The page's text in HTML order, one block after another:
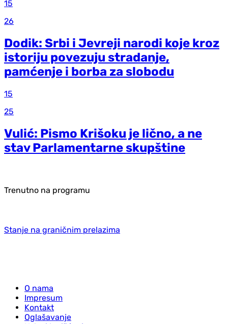
15
26
Dodik: Srbi i Jevreji narodi koje kroz
istoriju povezuju stradanje,
pamćenje i borba za slobodu
15
25
Vulić: Pismo Krišoku je lično, a ne
stav Parlamentarne skupštine
Trenutno na programu
Stanje na graničnim prelazima
O nama
Impresum
Kontakt
Oglašavanje